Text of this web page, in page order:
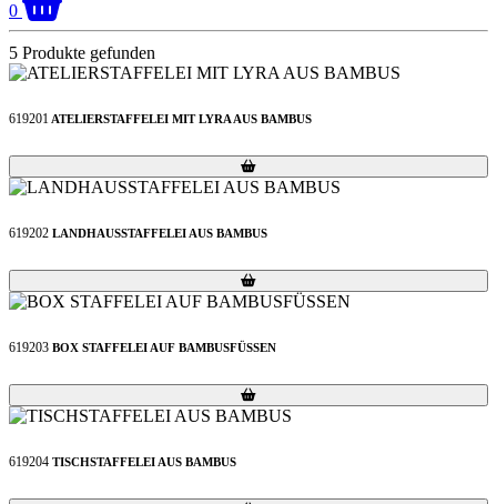
0
5 Produkte gefunden
619201 ATELIERSTAFFELEI MIT LYRA AUS BAMBUS
Loading...
Loading...
619202 LANDHAUSSTAFFELEI AUS BAMBUS
Loading...
Loading...
619203 BOX STAFFELEI AUF BAMBUSFÜSSEN
Loading...
Loading...
619204 TISCHSTAFFELEI AUS BAMBUS